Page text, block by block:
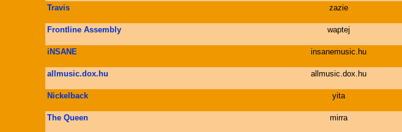
Travis
zazie
Frontline Assembly
waptej
iNSANE
insanemusic.hu
allmusic.dox.hu
allmusic.dox.hu
Nickelback
yita
The Queen
mirra